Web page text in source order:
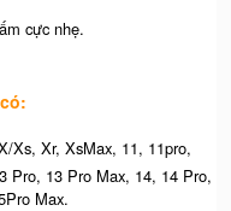
cực nhẹ.
Xs, Xr, XsMax, 11, 11pro,
Pro, 13 Pro Max, 14, 14 Pro,
Max.